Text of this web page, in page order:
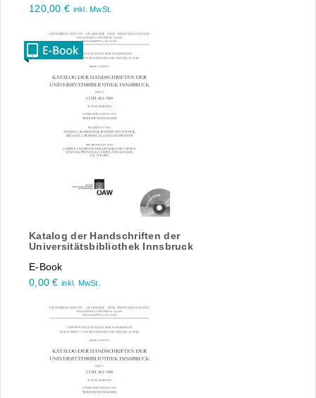
120,00 € inkl. MwSt.
Katalog der Handschriften der
Universitätsbibliothek Innsbruck
E-Book
0,00€ inkl. MwSt.